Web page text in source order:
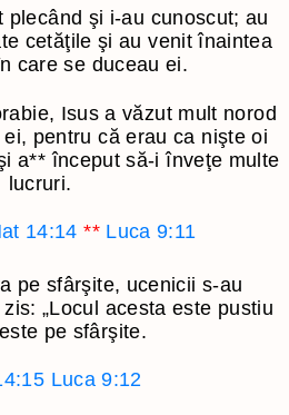
plecând şi i-au cunoscut; au
cetăţile şi au venit înaintea
care se duceau ei.
Isus a văzut mult norod
pentru că erau ca nişte oi
a** început să-i înveţe multe
lucruri.
14:14 ** Luca 9:11
pe sfârşite, ucenicii s-au
„Locul acesta este pustiu
pe sfârşite.
Luca 9:12